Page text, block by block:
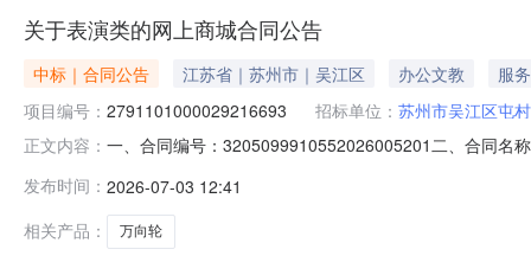
关于表演类的网上商城合同公告
中标｜合同公告 江苏省｜苏州市｜吴江区 办公文教
服务
项目编号： 2791101000029216693 招标单位： 苏州市吴江区屯
正文内容： 一、合同编号：3205099910552026005201二、合同名
址：江苏省苏州市昆山市江苏省昆山开发区顺帆路158
发布时间： 2026-07-03 12:41
相关产品：
万向轮